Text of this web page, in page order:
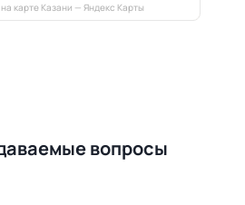
карте Казани — Яндекс Карты
вопросы